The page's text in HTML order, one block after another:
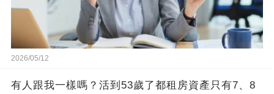
2026/05/12
有人跟我一樣嗎？活到53歲了都租房資產只有7、8